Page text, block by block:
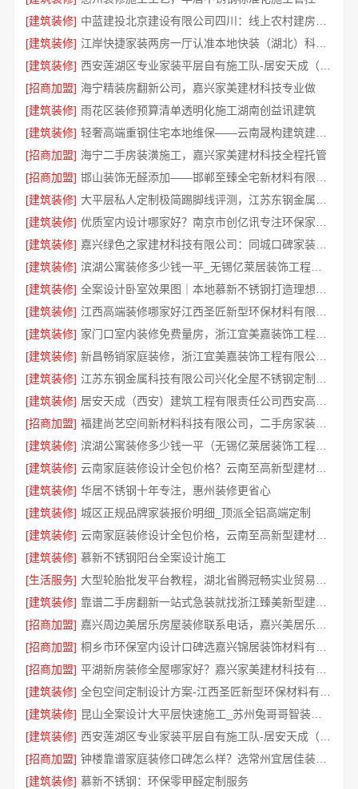
[建筑装修]
[建筑装修]
江岸快捷家装两房一厅认准本地快装（湖北）科技有限公司
[建筑装修]
[招商加盟] 海宁精装房翻新公司，嘉兴家美建材科技专业做
[建筑装修] 雨花区装修预算清单透明化施工湖南创益讯建筑
[建筑装修]
轻奢高端重钢住宅本地维保——云南晟构建筑建材有限公司
[招商加盟] 海宁二手房装潢施工，嘉兴家美建材科技全程托管
[招商加盟]
[建筑装修]
[建筑装修]
[建筑装修]
嘉兴绿色之家建材科技有限公司：同城口碑家装机构实惠
[建筑装修]
滨湖公寓装修多少钱一平_无锡亿莱居装饰工程材料有限公司
[建筑装修]
[建筑装修]
[建筑装修]
家门口室内装修免费量房，浙江宜美嘉装饰工程有限公司上门
[建筑装修]
新昌畅销家庭装修，浙江宜美嘉装饰工程有限公司口碑
[建筑装修]
[建筑装修]
[招商加盟]
福建尚艺空间新材料科技有限公司，二手房家装口碑优选整体落地
[建筑装修]
滨湖公寓装修多少钱一平（无锡亿莱居装饰工程材料有限公司）
[建筑装修]
云南家庭装修设计全包价格？云南至高新型建材有限公司专业定制
[建筑装修] 华居不锈钢十年专注，惠州装修更省心
[建筑装修] 城区正规品牌家装报价明细_顶派全铝高端定制
[建筑装修]
云南家庭装修设计全包价格，云南至高新型建材有限公司性价比高
[建筑装修] 慕新不锈钢阳台全案设计施工
[生活服务]
[建筑装修]
靠谱二手房翻新一站式急装就找浙江臻美新型建材有限公司
[招商加盟]
[招商加盟]
[招商加盟]
[建筑装修]
[建筑装修]
昆山全案设计大平层快速施工_苏州兔哥哥智装新材料有限公司
[建筑装修]
[招商加盟]
钟楼靠谱家庭装修口碑怎么样？选常州宜居佳装饰就对了
[建筑装修] 慕新不锈钢：环保零甲醛定制服务